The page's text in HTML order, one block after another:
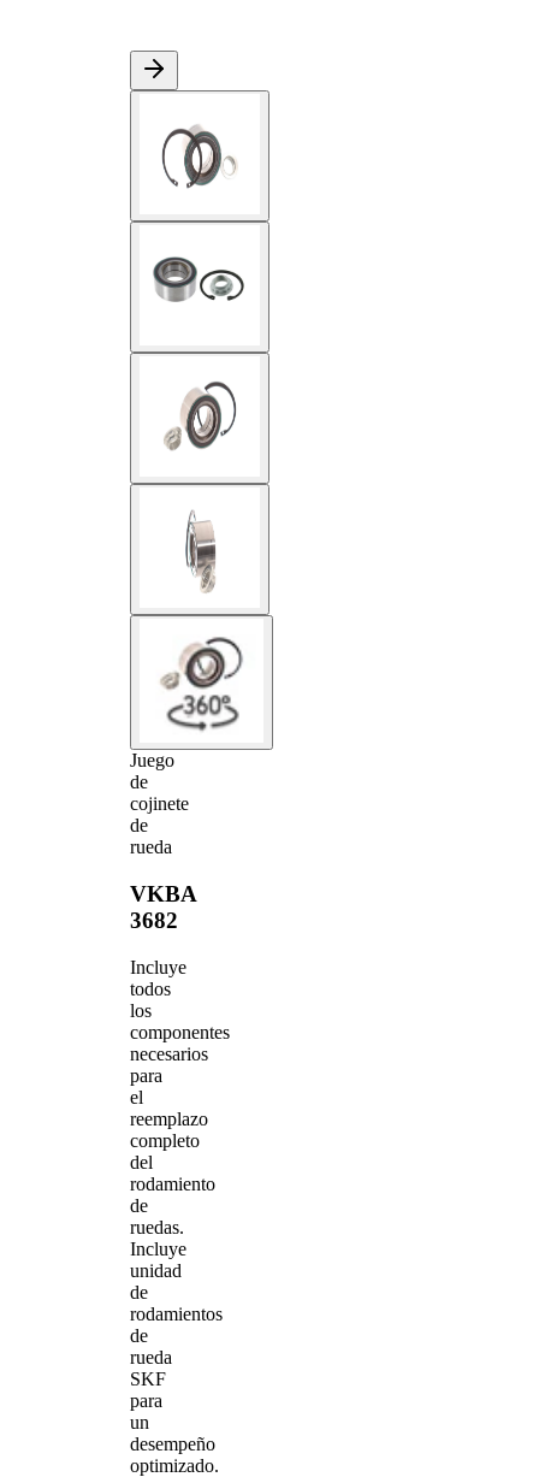
Juego
de
cojinete
de
rueda
VKBA
3682
Incluye
todos
los
componentes
necesarios
para
el
reemplazo
completo
del
rodamiento
de
ruedas.
Incluye
unidad
de
rodamientos
de
rueda
SKF
para
un
desempeño
optimizado.